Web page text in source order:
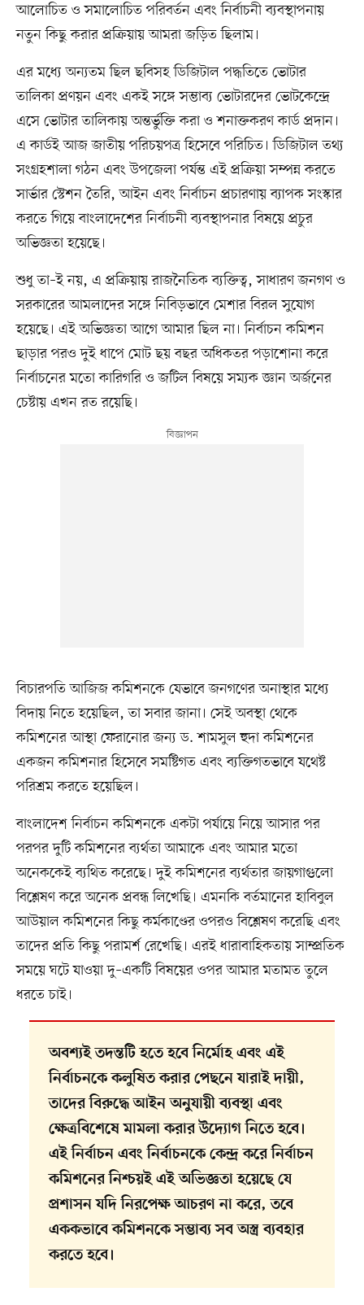
আলোচিত ও সমালোচিত পরিবর্তন এবং নির্বাচনী ব্যবস্থাপনায়
নতুন কিছু করার প্রক্রিয়ায় আমরা জড়িত ছিলাম।
এর মধ্যে অন্যতম ছিল ছবিসহ ডিজিটাল পদ্ধতিতে ভোটার
তালিকা প্রণয়ন এবং একই সঙ্গে সম্ভাব্য ভোটারদের ভোটকেন্দ্রে
এসে ভোটার তালিকায় অন্তর্ভুক্তি করা ও শনাক্তকরণ কার্ড প্রদান।
এ কার্ডই আজ জাতীয় পরিচয়পত্র হিসেবে পরিচিত। ডিজিটাল তথ্য
সংগ্রহশালা গঠন এবং উপজেলা পর্যন্ত এই প্রক্রিয়া সম্পন্ন করতে
সার্ভার স্টেশন তৈরি, আইন এবং নির্বাচন প্রচারণায় ব্যাপক সংস্কার
করতে গিয়ে বাংলাদেশের নির্বাচনী ব্যবস্থাপনার বিষয়ে প্রচুর
অভিজ্ঞতা হয়েছে।
শুধু তা–ই নয়, এ প্রক্রিয়ায় রাজনৈতিক ব্যক্তিত্ব, সাধারণ জনগণ ও
সরকারের আমলাদের সঙ্গে নিবিড়ভাবে মেশার বিরল সুযোগ
হয়েছে। এই অভিজ্ঞতা আগে আমার ছিল না। নির্বাচন কমিশন
ছাড়ার পরও দুই ধাপে মোট ছয় বছর অধিকতর পড়াশোনা করে
নির্বাচনের মতো কারিগরি ও জটিল বিষয়ে সম্যক জ্ঞান অর্জনের
চেষ্টায় এখন রত রয়েছি।
বিচারপতি আজিজ কমিশনকে যেভাবে জনগণের অনাস্থার মধ্যে
বিদায় নিতে হয়েছিল, তা সবার জানা। সেই অবস্থা থেকে
কমিশনের আস্থা ফেরানোর জন্য ড. শামসুল হুদা কমিশনের
একজন কমিশনার হিসেবে সমষ্টিগত এবং ব্যক্তিগতভাবে যথেষ্ট
পরিশ্রম করতে হয়েছিল।
বাংলাদেশ নির্বাচন কমিশনকে একটা পর্যায়ে নিয়ে আসার পর
পরপর দুটি কমিশনের ব্যর্থতা আমাকে এবং আমার মতো
অনেককেই ব্যথিত করেছে। দুই কমিশনের ব্যর্থতার জায়গাগুলো
বিশ্লেষণ করে অনেক প্রবন্ধ লিখেছি। এমনকি বর্তমানের হাবিবুল
আউয়াল কমিশনের কিছু কর্মকাণ্ডের ওপরও বিশ্লেষণ করেছি এবং
তাদের প্রতি কিছু পরামর্শ রেখেছি। এরই ধারাবাহিকতায় সাম্প্রতিক
সময়ে ঘটে যাওয়া দু–একটি বিষয়ের ওপর আমার মতামত তুলে
ধরতে চাই।
অবশ্যই তদন্তটি হতে হবে নির্মোহ এবং এই
নির্বাচনকে কলুষিত করার পেছনে যারাই দায়ী,
তাদের বিরুদ্ধে আইন অনুযায়ী ব্যবস্থা এবং
ক্ষেত্রবিশেষে মামলা করার উদ্যোগ নিতে হবে।
এই নির্বাচন এবং নির্বাচনকে কেন্দ্র করে নির্বাচন
কমিশনের নিশ্চয়ই এই অভিজ্ঞতা হয়েছে যে
প্রশাসন যদি নিরপেক্ষ আচরণ না করে, তবে
এককভাবে কমিশনকে সম্ভাব্য সব অস্ত্র ব্যবহার
করতে হবে।